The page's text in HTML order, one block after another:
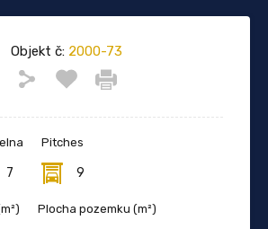
Objekt č: 2000-73
7
Pitches
9
Plocha pozemku (m²)